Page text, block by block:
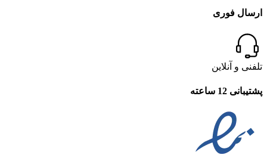
ارسال فوری
تلفنی و آنلاین
پشتیبانی 12 ساعته